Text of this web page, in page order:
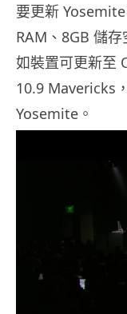
要更新
RAM、8GB 儲
如裝置可更新至
10.9 Mavericks
Yosemite。